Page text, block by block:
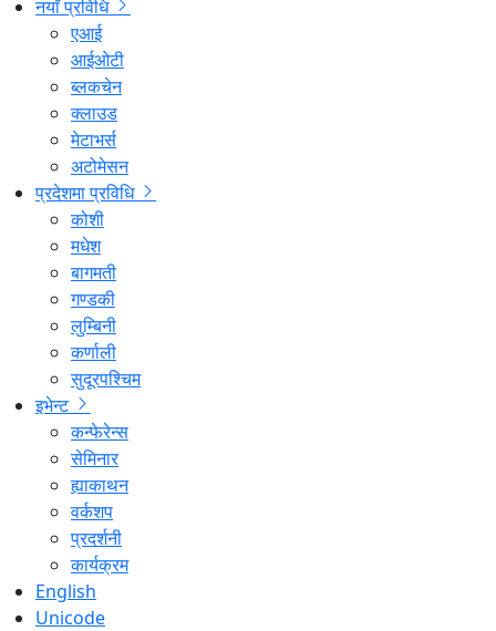
नयाँ प्रविधि
एआई
आईओटी
ब्लकचेन
क्लाउड
मेटाभर्स
अटोमेसन
प्रदेशमा प्रविधि
कोशी
मधेश
बागमती
गण्डकी
लुम्बिनी
कर्णाली
सुदूरपश्चिम
इभेन्ट
कन्फेरेन्स
सेमिनार
ह्याकाथन
वर्कशप
प्रदर्शनी
कार्यक्रम
English
Unicode